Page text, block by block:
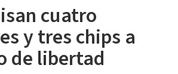
cuatro
y tres chips a
de libertad